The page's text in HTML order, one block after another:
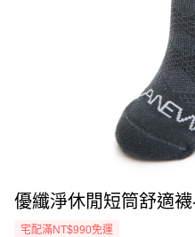
優纖淨休閒短筒舒適
宅配滿NT$990免運